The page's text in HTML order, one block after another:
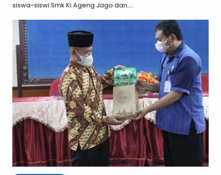
siswa-siswi Smk Ki Ageng Jago dan....